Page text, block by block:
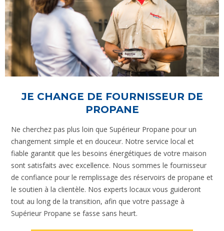
JE CHANGE DE FOURNISSEUR DE
PROPANE
Ne cherchez pas plus loin que Supérieur Propane pour un
changement simple et en douceur. Notre service local et
fiable garantit que les besoins énergétiques de votre maison
sont satisfaits avec excellence. Nous sommes le fournisseur
de confiance pour le remplissage des réservoirs de propane et
le soutien à la clientèle. Nos experts locaux vous guideront
tout au long de la transition, afin que votre passage à
Supérieur Propane se fasse sans heurt.